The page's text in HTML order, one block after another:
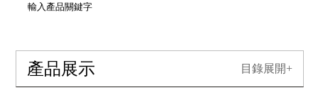
產品展示 目錄展開+